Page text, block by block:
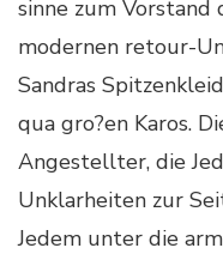
sinne zum
modernen retour-
Sandras
qua gro?en Karos.
Angestellter, die
Unklarheiten zur
Jedem unter die